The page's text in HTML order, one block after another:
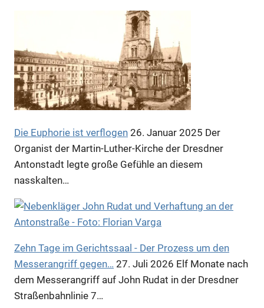
Anzeige
Anzeige
Anzeige
Die Euphorie ist verflogen 26. Januar 2025 Der
Organist der Martin-Luther-Kirche der Dresdner
Antonstadt legte große Gefühle an diesem
nasskalten…
Zehn Tage im Gerichtssaal - Der Prozess um den
Messerangriff gegen… 27. Juli 2026 Elf Monate nach
dem Messerangriff auf John Rudat in der Dresdner
Straßenbahnlinie 7…